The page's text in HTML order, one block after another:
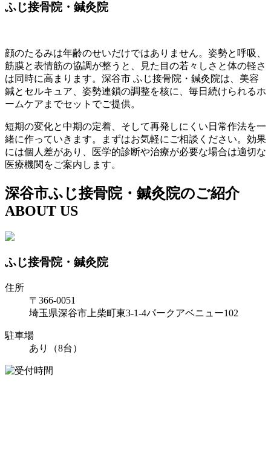
ふじ接骨院・鍼灸院
顔のたるみは年齢のせいだけではありません。姿勢と呼吸、
筋膜と表情筋の協調が整うと、見た目の若々しさと体の軽さ
は同時に高まります。深谷市 ふじ接骨院・鍼灸院は、美容
鍼とセルキュア、姿勢連鎖の調整を核に、毎日続けられるホ
ームケアまでセットでご提供。
短期の変化と中期の定着、そして再発しにくい日常作法を一
緒に作っていきます。まずはお気軽にご相談ください。効果
には個人差があり、医学的診断や治療が必要な場合は適切な
医療機関をご案内します。
深谷市ふじ接骨院・鍼灸院のご紹介
ABOUT US
ふじ接骨院・鍼灸院
住所
〒366-0051
埼玉県深谷市上柴町東3-1-4パークアベニュー102
駐車場
あり（8台）